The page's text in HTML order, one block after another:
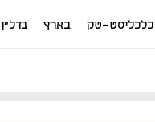
כלכליסט-טק בארץ נדל"ן